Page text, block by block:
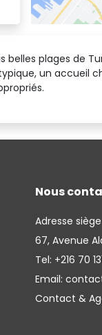
plages de
un accueil
Nous
Adresse
67, Avenue
Tel: +216 70
Email:
Contact &